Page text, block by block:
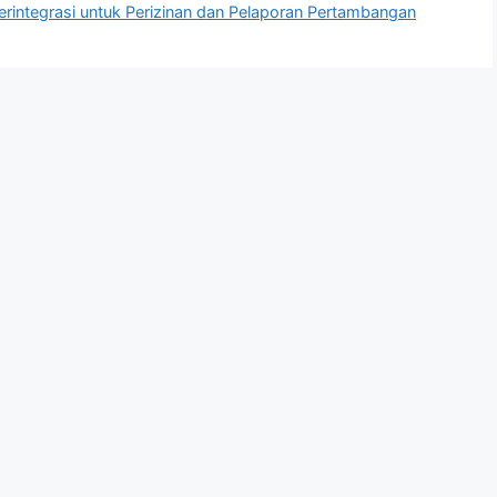
untuk Perizinan dan Pelaporan Pertambangan